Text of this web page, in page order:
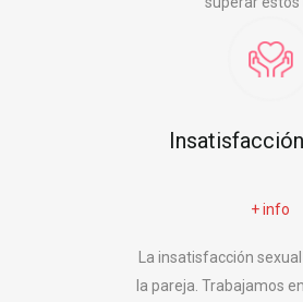
+ info
La insatisfacción
la pareja. Trabajamos